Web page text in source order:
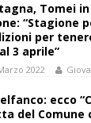
Tomei
“Stagione
per
3 aprile”
2022
ecco
del